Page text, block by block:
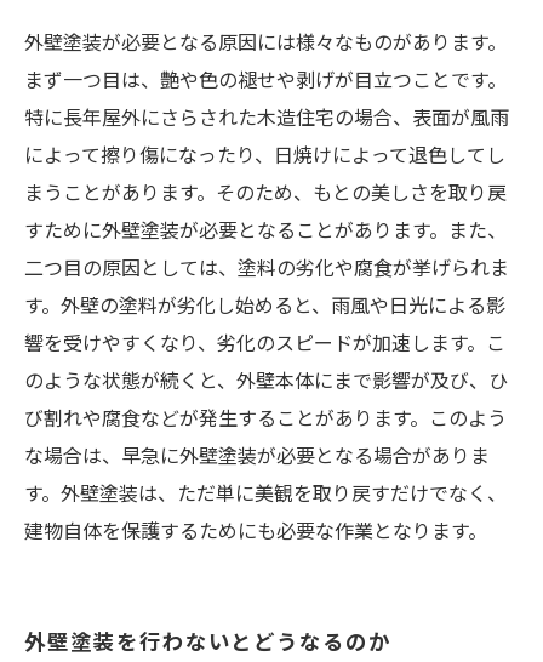
外壁塗装が必要となる原因には様々なものがあります。
まず一つ目は、艶や色の褪せや剥げが目立つことです。
特に長年屋外にさらされた木造住宅の場合、表面が風雨
によって擦り傷になったり、日焼けによって退色してし
まうことがあります。そのため、もとの美しさを取り戻
すために外壁塗装が必要となることがあります。また、
二つ目の原因としては、塗料の劣化や腐食が挙げられま
す。外壁の塗料が劣化し始めると、雨風や日光による影
響を受けやすくなり、劣化のスピードが加速します。こ
のような状態が続くと、外壁本体にまで影響が及び、ひ
び割れや腐食などが発生することがあります。このよう
な場合は、早急に外壁塗装が必要となる場合がありま
す。外壁塗装は、ただ単に美観を取り戻すだけでなく、
建物自体を保護するためにも必要な作業となります。
外壁塗装を行わないとどうなるのか